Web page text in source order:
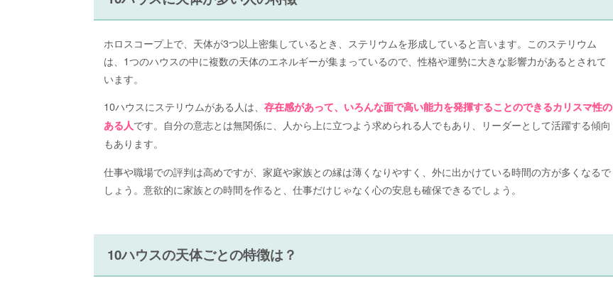
ホロスコープ上で、天体が3つ以上密集しているとき、ステリウムを形成していると言います。このステリウム
は、1つのハウスの中に複数の天体のエネルギーが集まっているので、性格や運勢に大きな影響力があるとされて
います。
10ハウスにステリウムがある人は、存在感があって、いろんな面で高い能力を発揮することのできるカリスマ性の
ある人です。自分の意志とは無関係に、人から上に立つよう求められる人でもあり、リーダーとして活躍する傾向
もあります。
仕事や職場での評判は高めですが、家庭や家族との縁は薄くなりやすく、外に出かけている時間の方が多くなるで
しょう。意欲的に家族との時間を作ると、仕事だけじゃなく心の安息も確保できるでしょう。
10ハウスの天体ごとの特徴は？